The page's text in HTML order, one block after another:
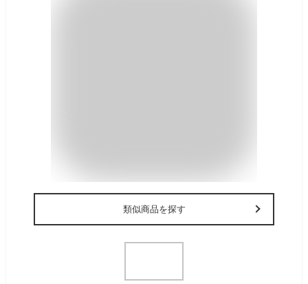
類似商品を探す